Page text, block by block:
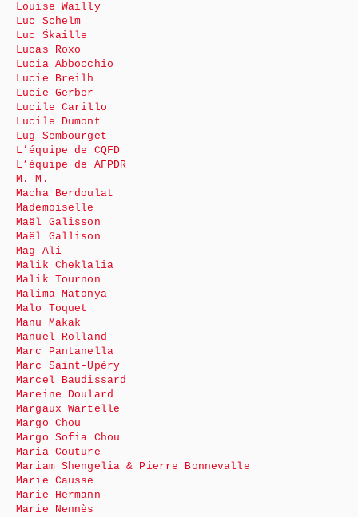
Louise Wailly
Luc Schelm
Luc Śkaille
Lucas Roxo
Lucia Abbocchio
Lucie Breilh
Lucie Gerber
Lucile Carillo
Lucile Dumont
Lug Sembourget
L’équipe de CQFD
L’équipe de AFPDR
M. M.
Macha Berdoulat
Mademoiselle
Maël Galisson
Maël Gallison
Mag Ali
Malik Cheklalia
Malik Tournon
Malima Matonya
Malo Toquet
Manu Makak
Manuel Rolland
Marc Pantanella
Marc Saint-Upéry
Marcel Baudissard
Mareine Doulard
Margaux Wartelle
Margo Chou
Margo Sofia Chou
Maria Couture
Mariam Shengelia & Pierre Bonnevalle
Marie Causse
Marie Hermann
Marie Nennès